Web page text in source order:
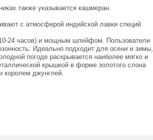
также указывается кашмеран.
с атмосферой индийской лавки специй
24 часов) и мощным шлейфом. Пользователи
Идеально подходит для осени и зимы,
погоде раскрывается наиболее мягко и
крышкой в форме золотого слона
королем джунглей.